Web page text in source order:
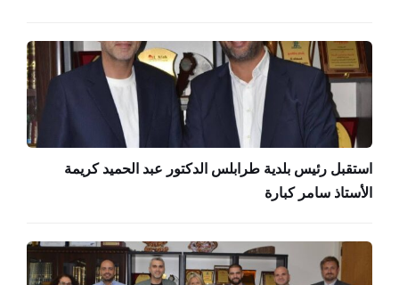
استقبل رئيس بلدية طرابلس الدكتور عبد الحميد كريمة
الأستاذ سامر كبارة